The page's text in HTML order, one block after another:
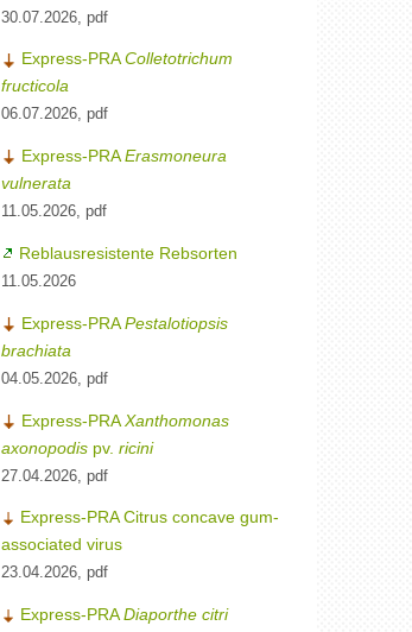
30.07.2026, pdf
Express-PRAColletotrichum
fructicola
06.07.2026, pdf
Express-PRAErasmoneura
vulnerata
11.05.2026, pdf
Reblausresistente Rebsorten
11.05.2026
Express-PRAPestalotiopsis
brachiata
04.05.2026, pdf
Express-PRAXanthomonas
axonopodis pv. ricini
27.04.2026, pdf
Express-PRA Citrus concave gum-
associated virus
23.04.2026, pdf
Express-PRADiaporthe citri